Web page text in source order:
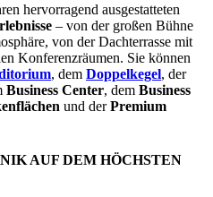
hervorragend ausgestatteten
– von der großen Bühne
von der Dachterrasse mit
Konferenzräumen. Sie können
, dem Doppelkegel, der
Business Center, dem Business
und derPremium
AUF DEM HÖCHSTEN